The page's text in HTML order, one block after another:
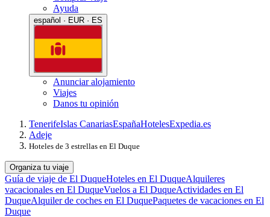
Ayuda
español · EUR · ES
Anunciar alojamiento
Viajes
Danos tu opinión
TenerifeIslas CanariasEspañaHotelesExpedia.es
Adeje
Hoteles de 3 estrellas en El Duque
Organiza tu viaje
Guía de viaje de El DuqueHoteles en El DuqueAlquileres
vacacionales en El DuqueVuelos a El DuqueActividades en El
DuqueAlquiler de coches en El DuquePaquetes de vacaciones en El
Duque